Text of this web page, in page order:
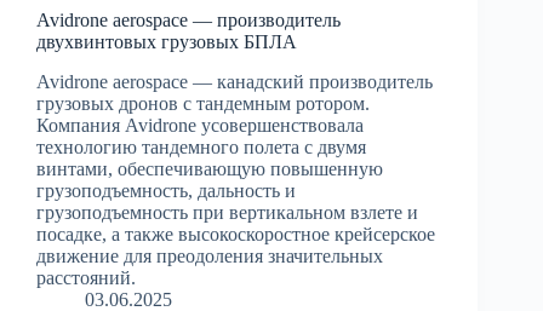
Avidrone aerospace — производитель
двухвинтовых грузовых БПЛА
Avidrone aerospace — канадский производитель
грузовых дронов с тандемным ротором.
Компания Avidrone усовершенствовала
технологию тандемного полета с двумя
винтами, обеспечивающую повышенную
грузоподъемность, дальность и
грузоподъемность при вертикальном взлете и
посадке, а также высокоскоростное крейсерское
движение для преодоления значительных
расстояний.
03.06.2025